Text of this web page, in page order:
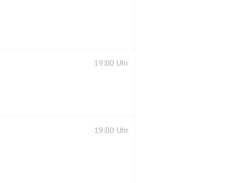
19:00 Uhr
19:00 Uhr